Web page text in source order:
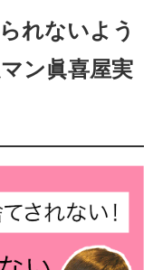
れないよう
ン眞喜屋実